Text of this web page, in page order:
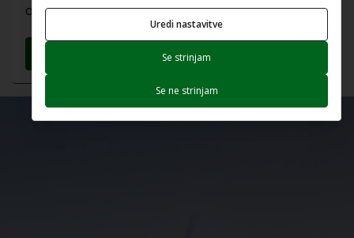
Osebno v času uradnih ur, priporočeno po pošti, po e-pošti
Izpolni e-vlogo
Uredi nastavitve
Se strinjam
Se ne strinjam